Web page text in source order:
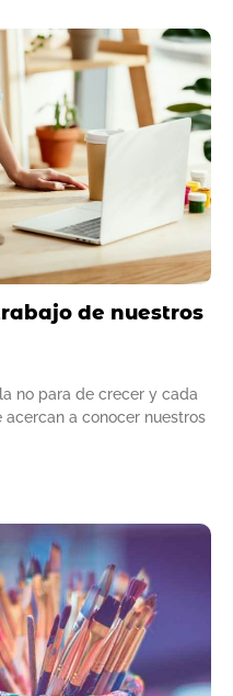
de nuestros
no para de crecer y cada
acercan a conocer nuestros
PáginaPágina